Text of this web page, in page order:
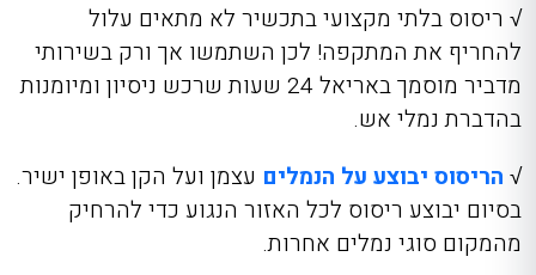
√ ריסוס בלתי מקצועי בתכשיר לא מתאים עלול
להחריף את המתקפה! לכן השתמשו אך ורק בשירותי
מדביר מוסמך באריאל 24 שעות
שרכש ניסיון ומיומנות
בהדברת נמלי אש.
√ הריסוס יבוצע על הנמלים עצמן ועל הקן באופן ישיר.
בסיום יבוצע ריסוס לכל האזור הנגוע כדי להרחיק
מהמקום סוגי נמלים אחרות.